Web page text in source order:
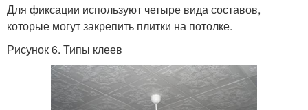
Для фиксации используют четыре вида составов,
которые могут закрепить плитки на потолке.
Рисунок 6. Типы клеев